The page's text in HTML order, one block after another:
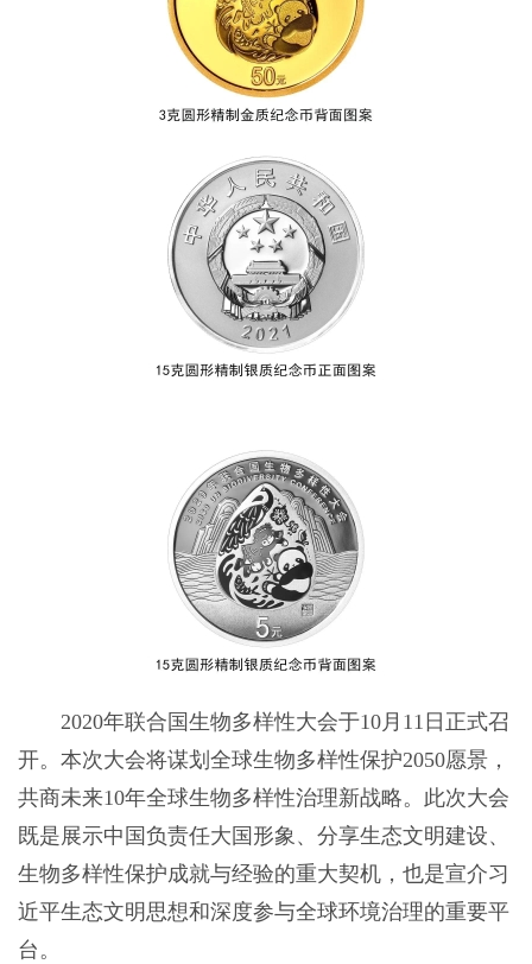
2020年联合国生物多样性大会于10月11日正式召
开。本次大会将谋划全球生物多样性保护2050愿景，
共商未来10年全球生物多样性治理新战略。此次大会
既是展示中国负责任大国形象、分享生态文明建设、
生物多样性保护成就与经验的重大契机，也是宣介习
近平生态文明思想和深度参与全球环境治理的重要平
台。